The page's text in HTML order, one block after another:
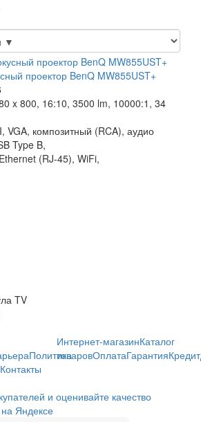
проектор BenQ MW855UST+
x 800, 16:10, 3500 lm, 10000:1, 34
VGA, композитный (RCA), аудио
Type B,
Ethernet (RJ-45), WiFi,
TV
Политика
Контакты
Интернет-магазинКаталог
товаровОплатаГарантияКредит